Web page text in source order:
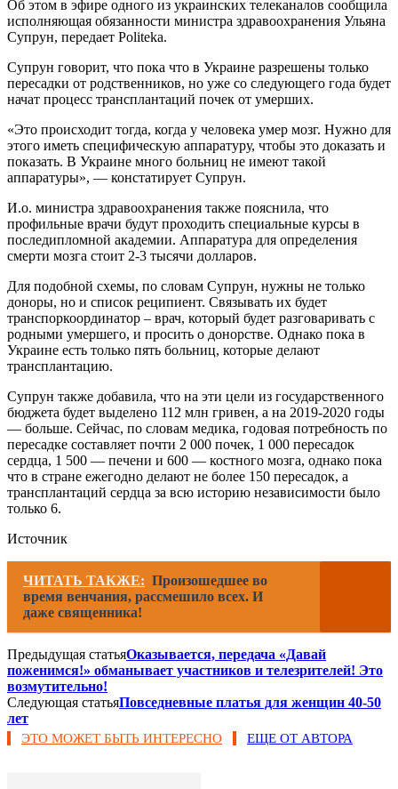
Об этом в эфире одного из украинских телеканалов сообщила
исполняющая обязанности министра здравоохранения Ульяна
Супрун, передает Politeka.
Супрун говорит, что пока что в Украине разрешены только
пересадки от родственников, но уже со следующего года будет
начат процесс трансплантаций почек от умерших.
«Это происходит тогда, когда у человека умер мозг. Нужно для
этого иметь специфическую аппаратуру, чтобы это доказать и
показать. В Украине много больниц не имеют такой
аппаратуры», — констатирует Супрун.
И.о. министра здравоохранения также пояснила, что
профильные врачи будут проходить специальные курсы в
последипломной академии. Аппаратура для определения
смерти мозга стоит 2-3 тысячи долларов.
Для подобной схемы, по словам Супрун, нужны не только
доноры, но и список реципиент. Связывать их будет
транспоркоординатор – врач, который будет разговаривать с
родными умершего, и просить о донорстве. Однако пока в
Украине есть только пять больниц, которые делают
трансплантацию.
Супрун также добавила, что на эти цели из государственного
бюджета будет выделено 112 млн гривен, а на 2019-2020 годы
— больше. Сейчас, по словам медика, годовая потребность по
пересадке составляет почти 2 000 почек, 1 000 пересадок
сердца, 1 500 — печени и 600 — костного мозга, однако пока
что в стране ежегодно делают не более 150 пересадок, а
трансплантаций сердца за всю историю независимости было
только 6.
Источник
ЧИТАТЬ ТАКЖЕ: Произошедшее во
время венчания, рассмешило всех. И
даже священника!
Предыдущая статьяОказывается, передача «Давай
поженимся!» обманывает участников и телезрителей! Это
возмутительно!
Следующая статьяПовседневные платья для женщин 40-50
лет
ЭТО МОЖЕТ БЫТЬ ИНТЕРЕСНО ЕЩЕ ОТ АВТОРА